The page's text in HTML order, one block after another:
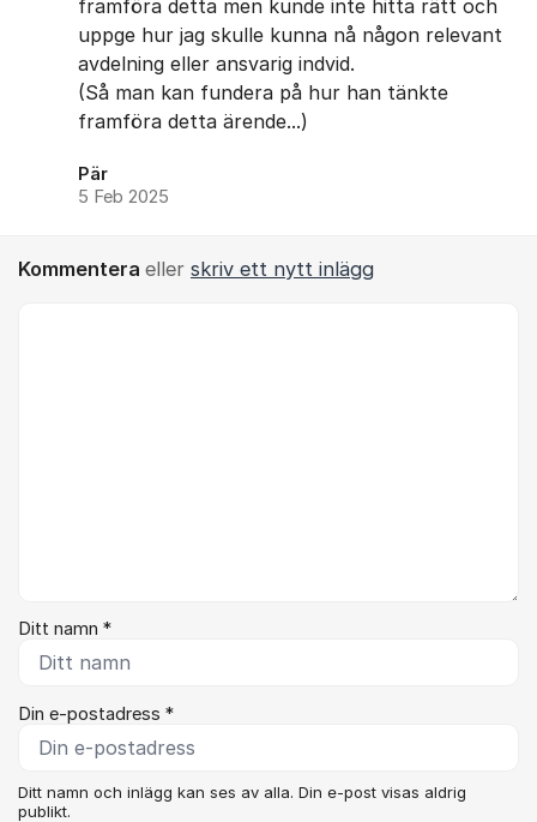
framföra detta men kunde inte hitta rätt och
uppge hur jag skulle kunna nå någon relevant
avdelning eller ansvarig indvid.
(Så man kan fundera på hur han tänkte
framföra detta ärende...)
Pär
5 Feb 2025
Kommentera eller skriv ett nytt inlägg
Ditt namn *
Din e-postadress *
Ditt namn och inlägg kan ses av alla. Din e-post visas aldrig
publikt.